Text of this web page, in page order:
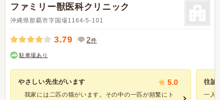
ファミリー獣医科クリニック
沖縄県那覇市字国場1164-5-101
3.79 2件
駐車場あり
やさしい先生がいます 5.0
我家には二匹の猫がいます。その中の一匹が頻繁にト
往診
一人